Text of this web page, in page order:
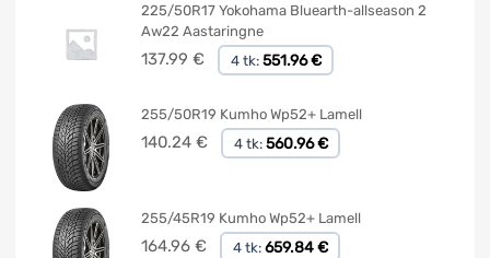
225/50R17 Yokohama Bluearth-allseason 2
Aw22 Aastaringne
137.99 € 4 tk: 551.96 €
255/50R19 Kumho Wp52+ Lamell
140.24 € 4 tk: 560.96 €
255/45R19 Kumho Wp52+ Lamell
164.96 € 4 tk: 659.84 €